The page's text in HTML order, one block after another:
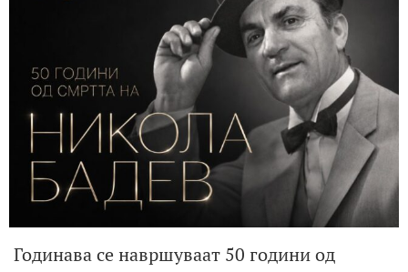
Годинава се навршуваат 50 години од